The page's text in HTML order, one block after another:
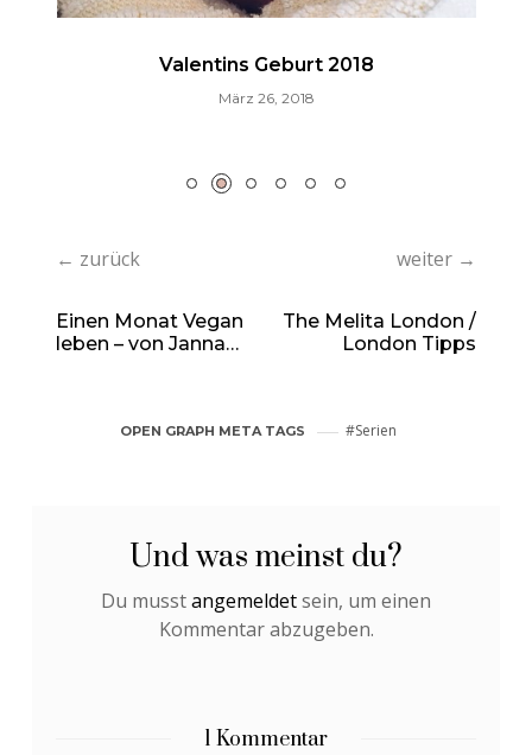
Valentins Geburt 2018
März 26, 2018
← zurück
Einen Monat Vegan
leben – von Janna
weiter →
The Melita London /
London Tipps
OPEN GRAPH META TAGS Serien
Und was meinst du?
Du musstangemeldetsein, um einen
Kommentar abzugeben.
1 Kommentar